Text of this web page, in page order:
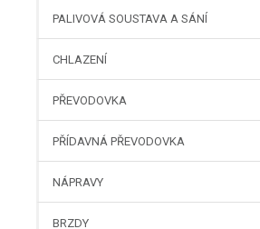
PALIVOVÁ SOUSTAVA A SÁNÍ
CHLAZENÍ
PŘEVODOVKA
PŘÍDAVNÁ PŘEVODOVKA
NÁPRAVY
BRZDY